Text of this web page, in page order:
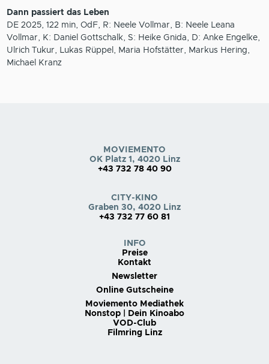
Dann passiert das Leben
DE 2025, 122 min, OdF, R: Neele Vollmar, B: Neele Leana
Vollmar, K: Daniel Gottschalk, S: Heike Gnida, D: Anke Engelke,
Ulrich Tukur, Lukas Rüppel, Maria Hofstätter, Markus Hering,
Michael Kranz
MOVIEMENTO
OK Platz 1, 4020 Linz
+43 732 78 40 90
CITY-KINO
Graben 30, 4020 Linz
+43 732 77 60 81
INFO
Preise
Kontakt
Newsletter
Online Gutscheine
Moviemento Mediathek
Nonstop | Dein Kinoabo
VOD-Club
Filmring Linz